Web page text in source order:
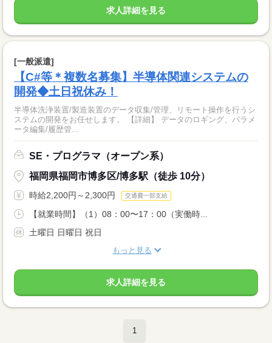
求人詳細を見る
[一般派遣]
【C#等＊複数名募集】半導体関連システムの
開発◆土日祝休み！
半導体洗浄装置/製造装置のデータ収集/管理、リモート操作を行うシ
ステムの開発をお任せします。 【詳細】 データのロギング、パラメ
ータ編集/履歴管...
SE・プログラマ（オープン系）
福岡県福岡市博多区/博多駅（徒歩 10分）
時給2,200円～2,300円 交通費一部支給
【就業時間】（1）08：00〜17：00（実働時...
土曜日 日曜日 祝日
もっと見る
求人詳細を見る
1